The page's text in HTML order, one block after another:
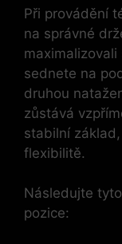
Při provádění
na správné
sednete na
druhou
zůstává
stabilní
flexibilitě.
Následujte
pozice: